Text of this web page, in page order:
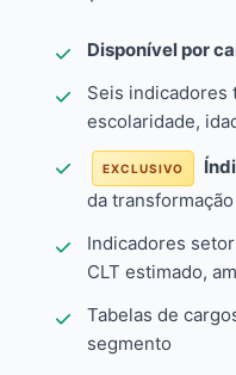
Disponível por
Seis indicadores
escolaridade,
EXCLUSIVO
da transformação
Indicadores
CLT estimado,
Tabelas de
segmento